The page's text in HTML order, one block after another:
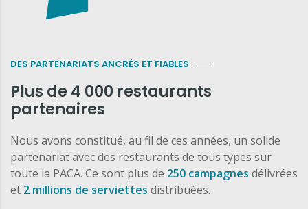
DES PARTENARIATS ANCRÉS ET FIABLES
Plus de 4 000 restaurants
partenaires
Nous avons constitué, au fil de ces années, un solide
partenariat avec des restaurants de tous types sur
toute la PACA. Ce sont plus de 250 campagnes délivrées
et 2 millions de serviettes distribuées.